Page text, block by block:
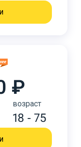
₽
возраст
18 - 75